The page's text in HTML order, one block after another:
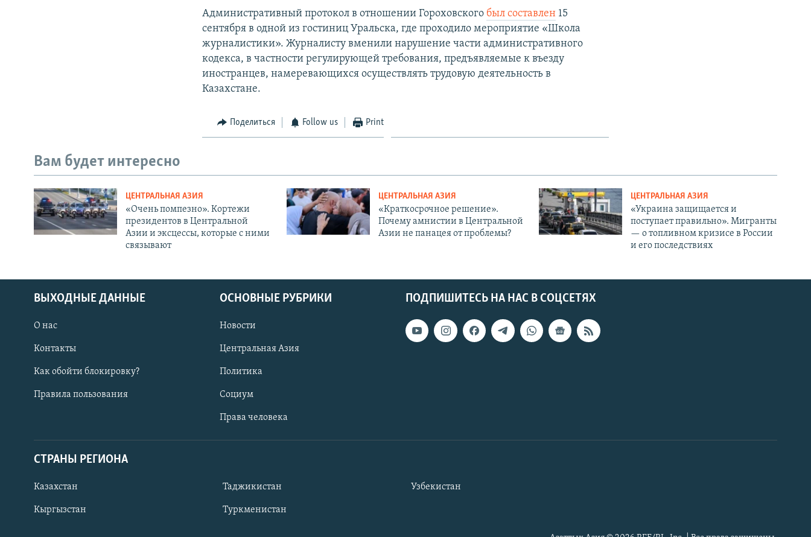
Административный протокол в отношении Гороховского был составлен 15
сентября в одной из гостиниц Уральска, где проходило мероприятие «Школа
журналистики». Журналисту вменили нарушение части административного
кодекса, в частности регулирующей требования, предъявляемые к въезду
иностранцев, намеревающихся осуществлять трудовую деятельность в
Казахстане.
Поделиться Follow us Print
Вам будет интересно
ЦЕНТРАЛЬНАЯ АЗИЯ
«Очень помпезно». Кортежи
президентов в Центральной
Азии и эксцессы, которые с ними
связывают
ЦЕНТРАЛЬНАЯ АЗИЯ
«Краткосрочное решение».
Почему амнистии в Центральной
Азии не панацея от проблемы?
ЦЕНТРАЛЬНАЯ АЗИЯ
«Украина защищается и
поступает правильно». Мигранты
— о топливном кризисе в России
и его последствиях
ПОДПИШИТЕСЬ НА НАС В СОЦСЕТЯХ
ВЫХОДНЫЕ ДАННЫЕ
О нас
Контакты
Как обойти блокировку?
Правила пользования
ОСНОВНЫЕ РУБРИКИ
Новости
Центральная Азия
Политика
Социум
Права человека
СТРАНЫ РЕГИОНА
Казахстан
Кыргызстан
Таджикистан
Туркменистан
Узбекистан